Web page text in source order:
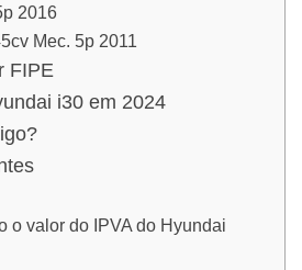
2016
Mec. 5p 2011
FIPE
i30 em 2024
o valor do IPVA do Hyundai